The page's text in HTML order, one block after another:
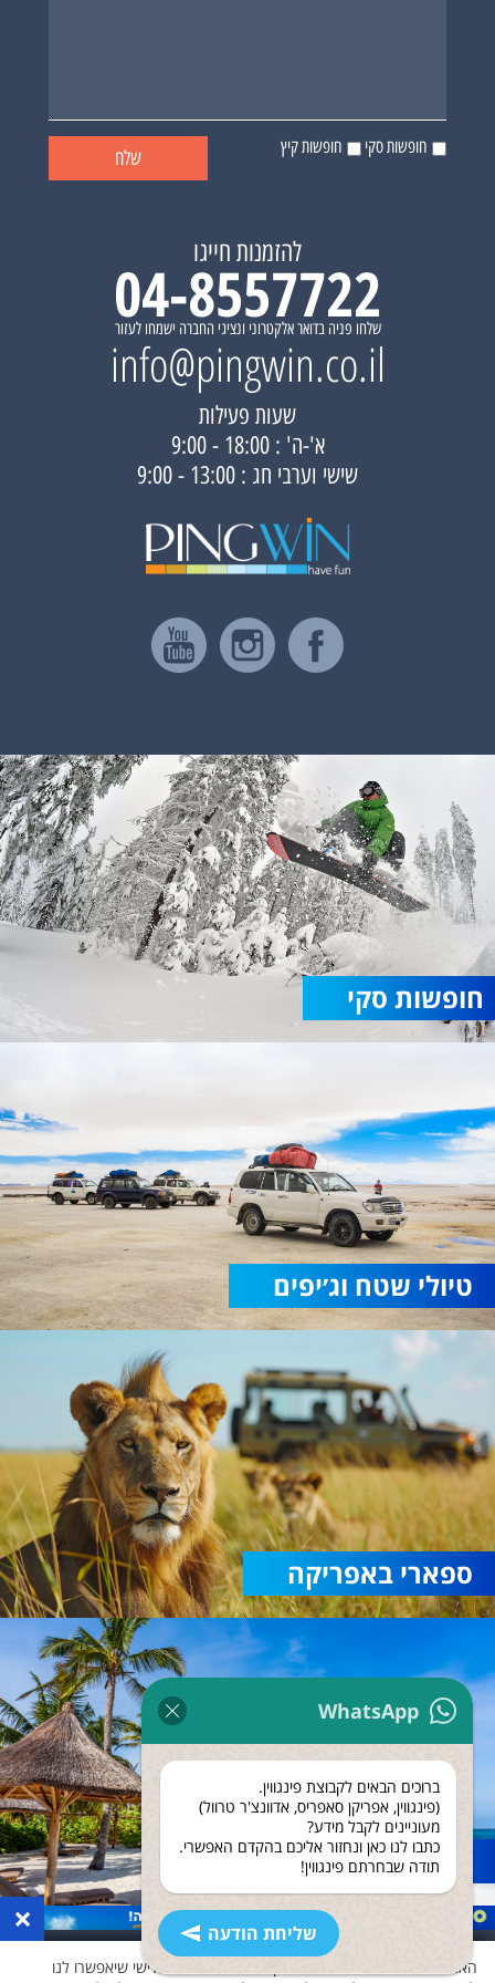
WhatsApp
ברוכים הבאים לקבוצת פינגווין.
(פינגווין, אפריקן סאפריס, אדוונצ'ר טרוול)
מעוניינים לקבל מידע?
כתבו לנו כאן ונחזור אליכם בהקדם האפשרי.
תודה שבחרתם פינגווין!
שליחת הודעה
חופשות סקי חופשות קיץ
להזמנות חייגו
04-8557722
שלחו פניה בדואר אלקטרוני ונציגי החברה ישמחו לעזור
info@pingwin.co.il
שעות פעילות
א'-ה' : 18:00 - 9:00
שישי וערבי חג : 13:00 - 9:00
חופשות סקי
טיולי שטח וג׳יפים
ספארי באפריקה
נופש בזנזיבר
×
האתר שלנו משתמש בעוגיות ואוסף נתונים גם לצד שלישי שיאפשרו לנו